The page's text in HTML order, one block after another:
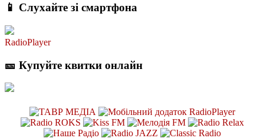
📱 Слухайте зі смартфона
RadioPlayer
🎫 Купуйте квитки онлайн